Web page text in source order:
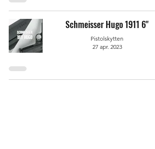
Schmeisser Hugo 1911 6''
Pistolskytten
27 apr. 2023